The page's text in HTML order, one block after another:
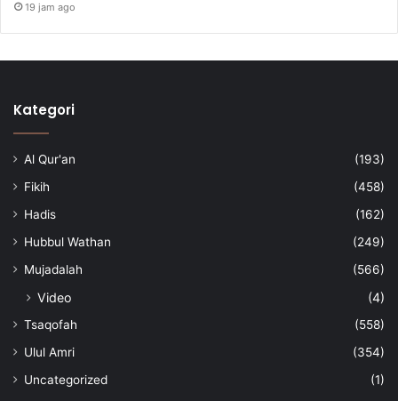
19 jam ago
Kategori
Al Qur'an
(193)
Fikih
(458)
Hadis
(162)
Hubbul Wathan
(249)
Mujadalah
(566)
Video (4)
Tsaqofah
(558)
Ulul Amri
(354)
Uncategorized
(1)